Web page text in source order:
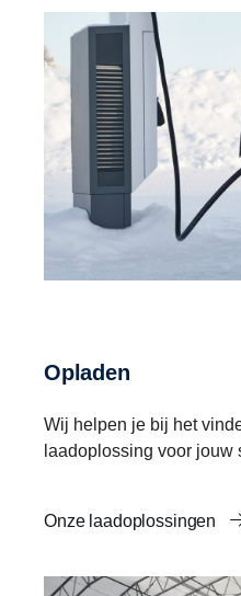
Opladen
Wij helpen je bij het
laadoplossing voor jouw
Onze laadoplossingen